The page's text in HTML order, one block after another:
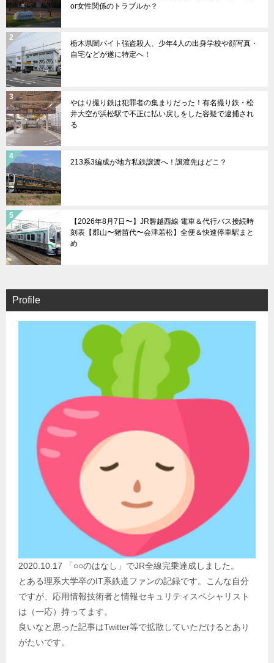
or女性関係のトラブルか？
栃木県闇バイト強盗殺人、少年4人の出身学校や顔写真・
自宅などが遂に特定へ！
やはり撮り鉄は犯罪者の集まりだった！有名撮り鉄・松
井大空が浜松駅で不正に払い戻しをした容疑で逮捕され
る
213系3編成が地方私鉄譲渡へ！譲渡先はどこ？
【2026年8月7日〜】JR磐越西線 電車＆代行バス接続時
刻表【郡山〜猪苗代〜会津若松】全便＆快速停車駅まと
め
Profile
2020.10.17 「○○のはなし」でJR全線完乗達成しました。
とある理系大学卒のIT系鉄道ファンの記録です。こんな自分
ですが、応用情報技術者と情報セキュリティスペシャリスト
は（一応）持ってます。
良いなと思った記事はTwitter等で拡散していただけるとあり
がたいです。